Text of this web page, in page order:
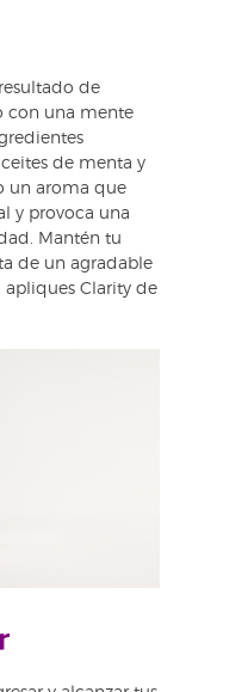
de
con una mente
de menta y
un aroma que
y provoca una
Mantén tu
de un agradable
Clarity de